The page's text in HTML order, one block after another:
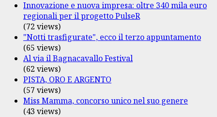
Innovazione e nuova impresa: oltre 340 mila euro
regionali per il progetto PulseR
(72 views)
"Notti trasfigurate", ecco il terzo appuntamento
(65 views)
Al via il Bagnacavallo Festival
(62 views)
PISTA, ORO E ARGENTO
(57 views)
Miss Mamma, concorso unico nel suo genere
(43 views)